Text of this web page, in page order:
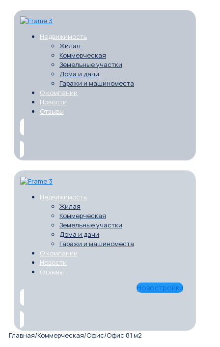
Недвижимость
Жилая
Коммерческая
Земельные участки
Дома и дачи
Гаражи и машиноместа
О компании
Новости
Отзывы
Недвижимость
Жилая
Коммерческая
Земельные участки
Дома и дачи
Гаражи и машиноместа
О компании
Новости
Отзывы
Новостройки
Главная/Коммерческая/Офис/Офис 81 м2